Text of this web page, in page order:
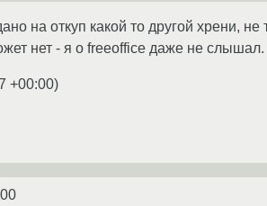
на откуп какой то другой хрени,
нет - я о freeoffice даже не слышал.
+00:00)